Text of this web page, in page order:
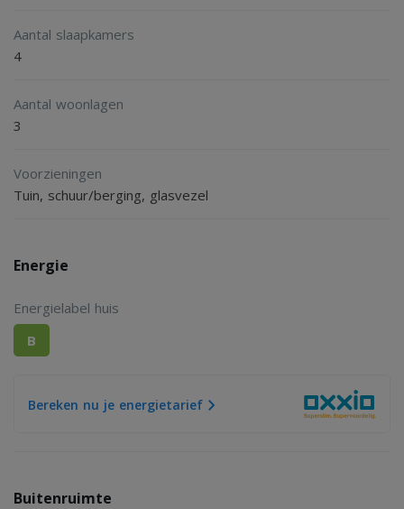
Aantal slaapkamers
4
Aantal woonlagen
3
Voorzieningen
Tuin, schuur/berging, glasvezel
Energie
Energielabel huis
B
Bereken nu je energietarief
Buitenruimte